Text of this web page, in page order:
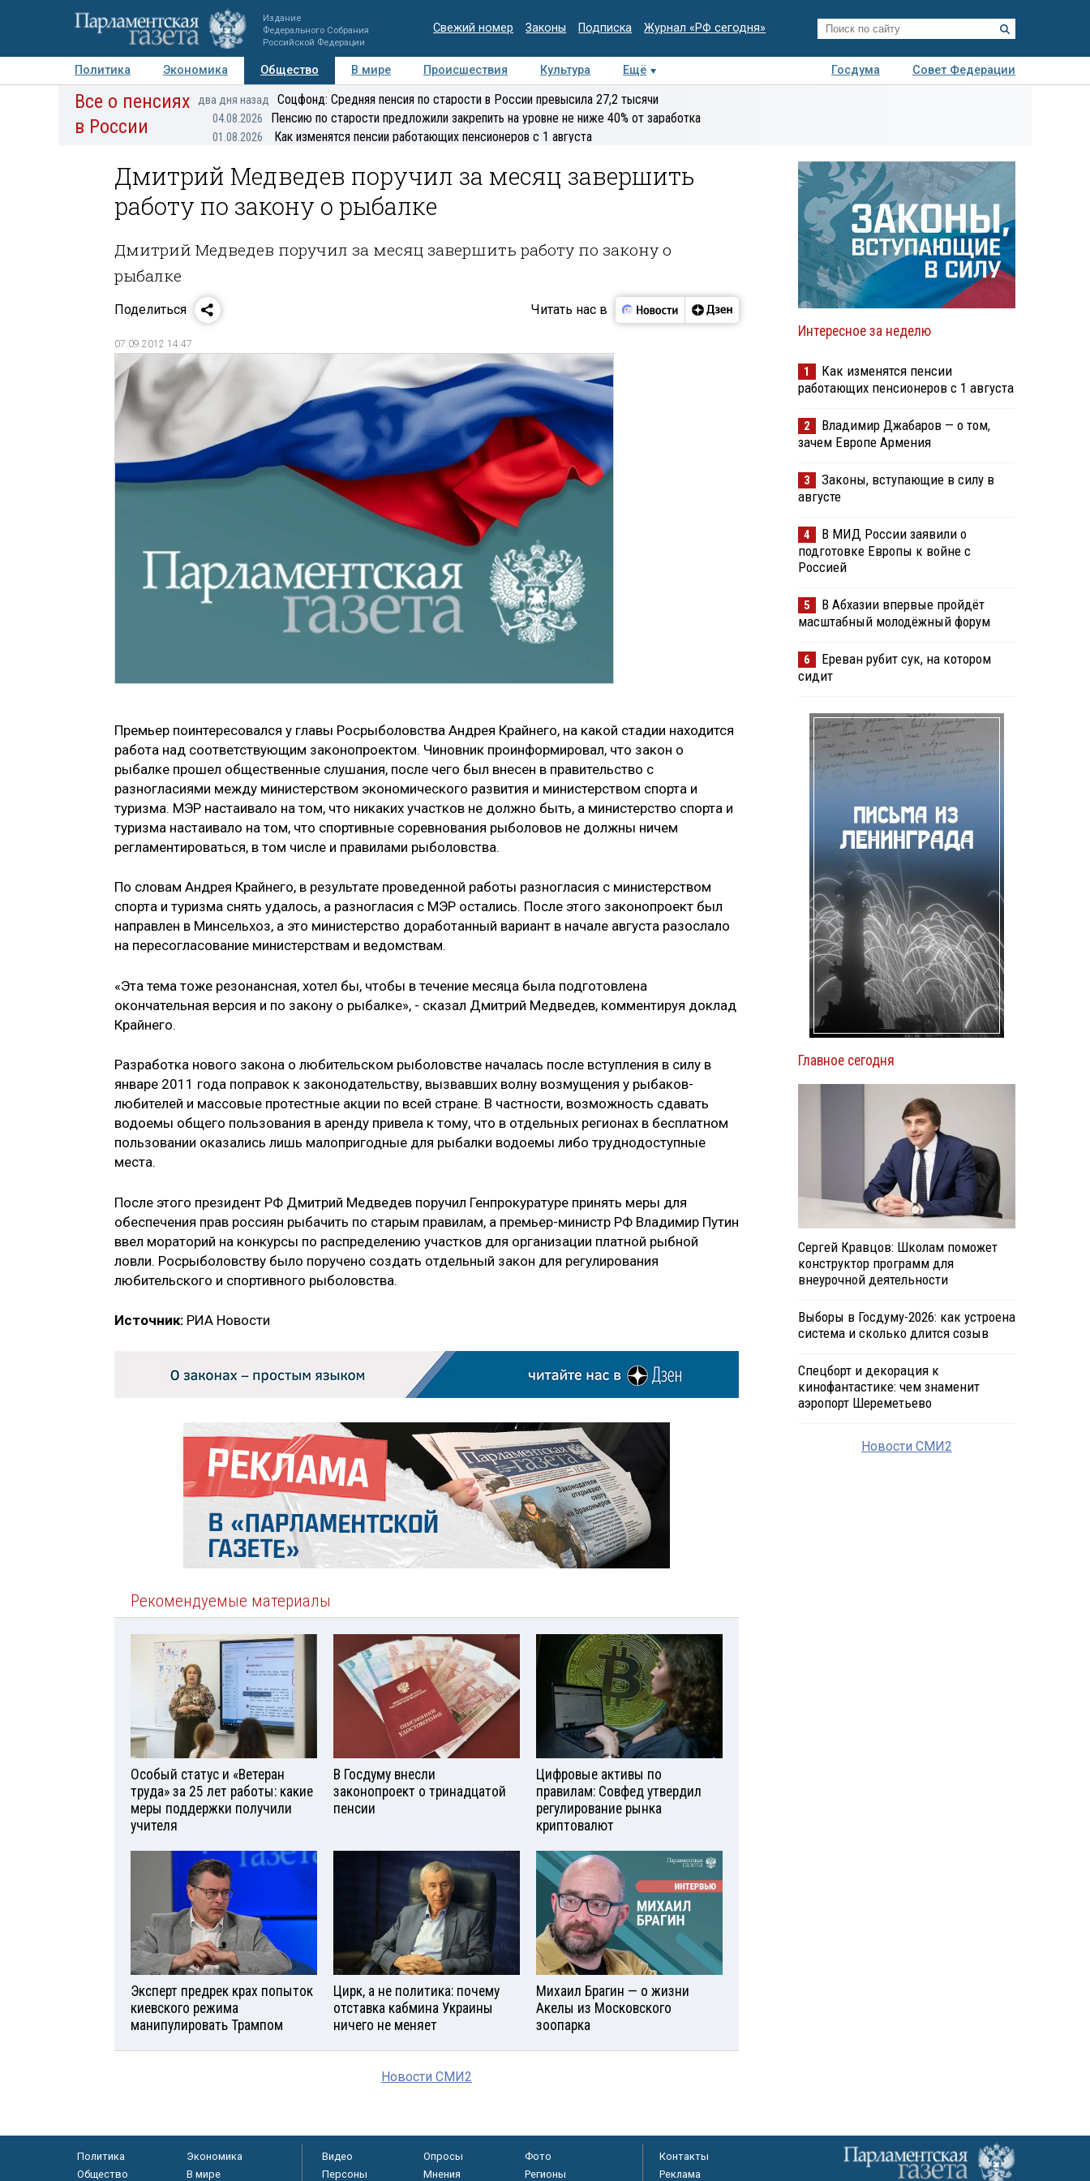
Издание
Федерального Собрания
Российской Федерации
Свежий номер Законы Подписка Журнал «РФ сегодня»
Политика Экономика Общество В мире Происшествия Культура Ещё Госдума
Совет Федерации
Авторы Персоны Мнения Регионы Медиацентр Интервью Колумнисты
Все о пенсиях
в России
два дня назад Соцфонд: Средняя пенсия по старости в России превысила 27,2 тысячи
04.08.2026 Пенсию по старости предложили закрепить на уровне не ниже 40% от заработка
01.08.2026 Как изменятся пенсии работающих пенсионеров с 1 августа
Дмитрий Медведев поручил за месяц завершить
работу по закону о рыбалке
Дмитрий Медведев поручил за месяц завершить работу по закону о
рыбалке
Поделиться Читать нас в
07.09.2012 14:47
Премьер поинтересовался у главы Росрыболовства Андрея Крайнего, на какой стадии находится
работа над соответствующим законопроектом. Чиновник проинформировал, что закон о
рыбалке прошел общественные слушания, после чего был внесен в правительство с
разногласиями между министерством экономического развития и министерством спорта и
туризма. МЭР настаивало на том, что никаких участков не должно быть, а министерство спорта и
туризма настаивало на том, что спортивные соревнования рыболовов не должны ничем
регламентироваться, в том числе и правилами рыболовства.
По словам Андрея Крайнего, в результате проведенной работы разногласия с министерством
спорта и туризма снять удалось, а разногласия с МЭР остались. После этого законопроект был
направлен в Минсельхоз, а это министерство доработанный вариант в начале августа разослало
на пересогласование министерствам и ведомствам.
«Эта тема тоже резонансная, хотел бы, чтобы в течение месяца была подготовлена
окончательная версия и по закону о рыбалке», - сказал Дмитрий Медведев, комментируя доклад
Крайнего.
Разработка нового закона о любительском рыболовстве началась после вступления в силу в
январе 2011 года поправок к законодательству, вызвавших волну возмущения у рыбаков-
любителей и массовые протестные акции по всей стране. В частности, возможность сдавать
водоемы общего пользования в аренду привела к тому, что в отдельных регионах в бесплатном
пользовании оказались лишь малопригодные для рыбалки водоемы либо труднодоступные
места.
После этого президент РФ Дмитрий Медведев поручил Генпрокуратуре принять меры для
обеспечения прав россиян рыбачить по старым правилам, а премьер-министр РФ Владимир Путин
ввел мораторий на конкурсы по распределению участков для организации платной рыбной
ловли. Росрыболовству было поручено создать отдельный закон для регулирования
любительского и спортивного рыболовства.
Источник: РИА Новости
Рекомендуемые материалы
Особый статус и «Ветеран
труда» за 25 лет работы: какие
меры поддержки получили
учителя
В Госдуму внесли
законопроект о тринадцатой
пенсии
Цифровые активы по
правилам: Совфед утвердил
регулирование рынка
криптовалют
Эксперт предрек крах попыток
киевского режима
манипулировать Трампом
Цирк, а не политика: почему
отставка кабмина Украины
ничего не меняет
Михаил Брагин — о жизни
Акелы из Московского
зоопарка
Новости СМИ2
Интересное за неделю
1
Как изменятся пенсии
работающих пенсионеров с 1 августа
2
Владимир Джабаров — о том,
зачем Европе Армения
3
Законы, вступающие в силу в
августе
4
В МИД России заявили о
подготовке Европы к войне с
Россией
5
В Абхазии впервые пройдёт
масштабный молодёжный форум
6
Ереван рубит сук, на котором
сидит
Главное сегодня
Сергей Кравцов: Школам поможет
конструктор программ для
внеурочной деятельности
Выборы в Госдуму-2026: как устроена
система и сколько длится созыв
Спецборт и декорация к
кинофантастике: чем знаменит
аэропорт Шереметьево
Новости СМИ2
Политика
Экономика
Общество
В мире
Видео Опросы
Фото
Персоны
Мнения Регионы
Контакты
Реклама